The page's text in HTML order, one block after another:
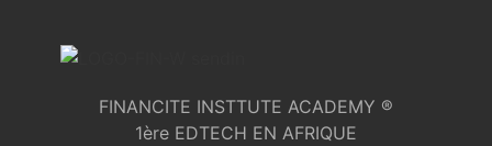
FINANCITE INSTTUTE ACADEMY ®
1ère EDTECH EN AFRIQUE